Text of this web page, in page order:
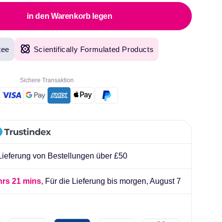
in den Warenkorb legen
Scientifically Formulated Products
Sichere Transaktion
von Bestellungen über £50
21 mins, Für die Lieferung bis morgen, August 7